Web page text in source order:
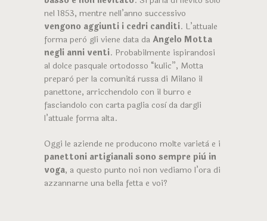
nel 1853, mentre nell’anno successivo
vengono aggiunti i cedri canditi. L’attuale
forma però gli viene data daAngelo Motta
negli anni venti. Probabilmente ispirandosi
al dolce pasquale ortodosso “kulic”, Motta
preparò per la comunità russa di Milano il
panettone, arricchendolo con il burro e
fasciandolo con carta paglia così da dargli
l’attuale forma alta.
Oggi le aziende ne producono molte varietà e i
panettoni artigianali sono sempre più in
voga, a questo punto noi non vediamo l’ora di
azzannarne una bella fetta e voi?